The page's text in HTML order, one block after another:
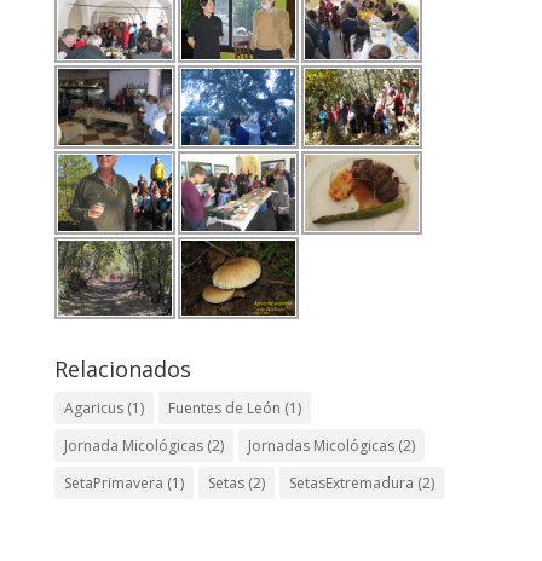
Relacionados
Agaricus(1) Fuentes de León (1)
Jornada Micológicas(2) Jornadas Micológicas(2)
SetaPrimavera (1) Setas(2) SetasExtremadura (2)